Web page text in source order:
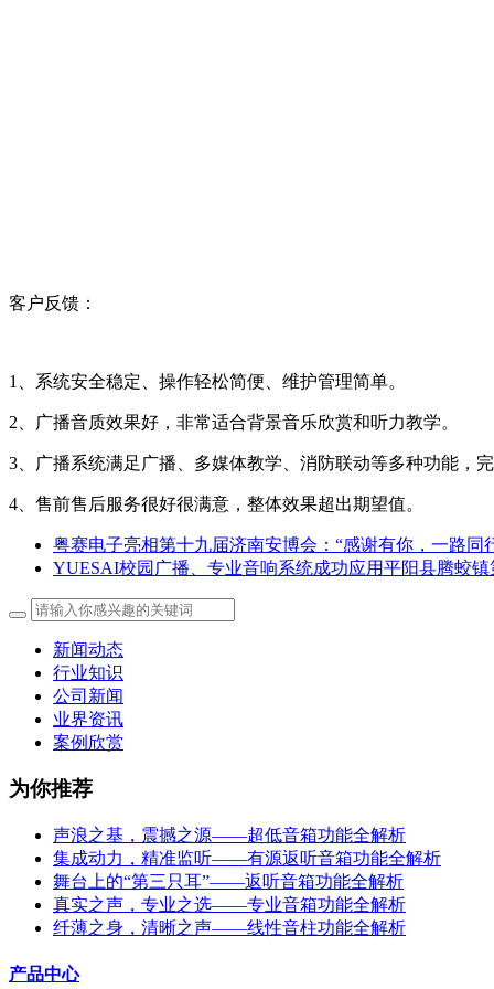
客户反馈：
1、系统安全稳定、操作轻松简便、维护管理简单。
2、广播音质效果好，非常适合背景音乐欣赏和听力教学。
3、广播系统满足广播、多媒体教学、消防联动等多种功能，
4、售前售后服务很好很满意，整体效果超出期望值。
粤赛电子亮相第十九届济南安博会：“感谢有你，一路同
YUESAI校园广播、专业音响系统成功应用平阳县腾蛟镇
新闻动态
行业知识
公司新闻
业界资讯
案例欣赏
为你推荐
声浪之基，震撼之源——超低音箱功能全解析
集成动力，精准监听——有源返听音箱功能全解析
舞台上的“第三只耳”——返听音箱功能全解析
真实之声，专业之选——专业音箱功能全解析
纤薄之身，清晰之声——线性音柱功能全解析
产品中心